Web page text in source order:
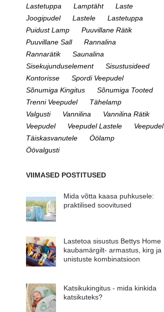
Lastetuppa
Lamptäht
Laste
Joogipudel
Lastele
Lastetuppa
Puidust Lamp
Puuvillane Rätik
Puuvillane Sall
Rannalina
Rannarätik
Saunalina
Sisekujunduselement
Sisustusideed
Kontorisse
Spordi Veepudel
Sõnumiga Kingitus
Sõnumiga Tooted
Trenni Veepudel
Tähelamp
Valgusti
Vannilina
Vannilina Rätik
Veepudel
Veepudel Lastele
Veepudel
Täiskasvanutele
Öölamp
Öövalgusti
VIIMASED POSTITUSED
Mida võtta kaasa puhkusele:
praktilised soovitused
Lastetoa sisustus Bettys Home
kaubamärgilt- armastus, kirg ja
unistuste kombinatsioon
Katsikukingitus - mida kinkida
katsikuteks?